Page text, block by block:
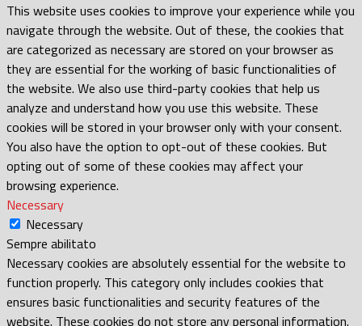
This website uses cookies to improve your experience while you
navigate through the website. Out of these, the cookies that
are categorized as necessary are stored on your browser as
they are essential for the working of basic functionalities of
the website. We also use third-party cookies that help us
analyze and understand how you use this website. These
cookies will be stored in your browser only with your consent.
You also have the option to opt-out of these cookies. But
opting out of some of these cookies may affect your
browsing experience.
Necessary
Necessary
Sempre abilitato
Necessary cookies are absolutely essential for the website to
function properly. This category only includes cookies that
ensures basic functionalities and security features of the
website. These cookies do not store any personal information.